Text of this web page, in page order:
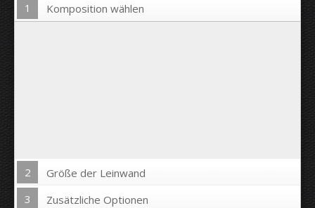
Bild hochladen
1 Komposition wählen
2
Größe der Leinwand
3
Zusätzliche Optionen